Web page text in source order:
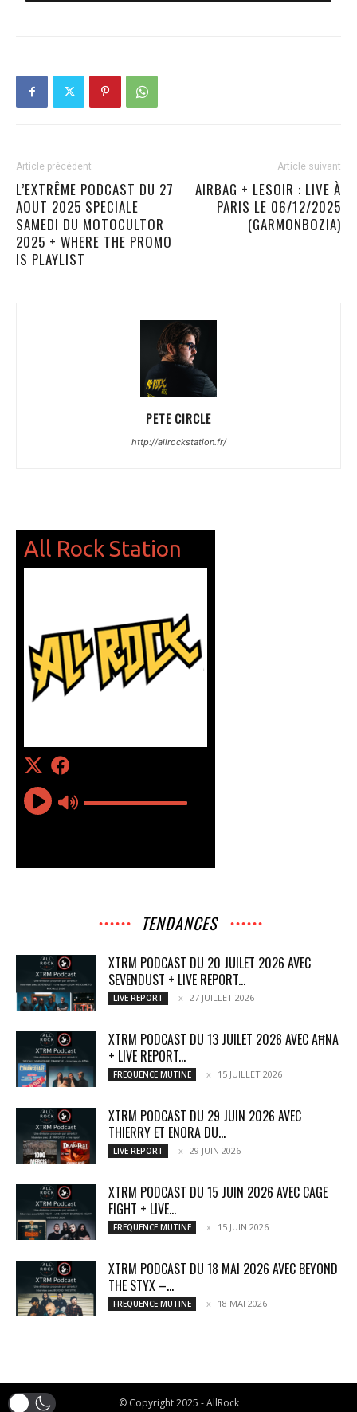
Article précédent
L’EXTRÊME PODCAST DU 27
AOUT 2025 SPECIALE
SAMEDI DU MOTOCULTOR
2025 + WHERE THE PROMO
IS PLAYLIST
Article suivant
AIRBAG + LESOIR : LIVE À
PARIS LE 06/12/2025
(GARMONBOZIA)
PETE CIRCLE
http://allrockstation.fr/
TENDANCES
XTRM PODCAST DU 20 JUILET 2026 AVEC
SEVENDUST + LIVE REPORT...
LIVE REPORT 27 JUILLET 2026
XTRM PODCAST DU 13 JUILET 2026 AVEC AĦNA
+ LIVE REPORT...
FREQUENCE MUTINE 15 JUILLET 2026
XTRM PODCAST DU 29 JUIN 2026 AVEC
THIERRY ET ENORA DU...
LIVE REPORT 29 JUIN 2026
XTRM PODCAST DU 15 JUIN 2026 AVEC CAGE
FIGHT + LIVE...
FREQUENCE MUTINE 15 JUIN 2026
XTRM PODCAST DU 18 MAI 2026 AVEC BEYOND
THE STYX –...
FREQUENCE MUTINE 18 MAI 2026
© Copyright 2025 - AllRock